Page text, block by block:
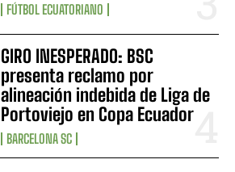
FÚTBOL ECUATORIANO
GIRO INESPERADO: BSC
presenta reclamo por
alineación indebida de Liga de
Portoviejo en Copa Ecuador
BARCELONA SC